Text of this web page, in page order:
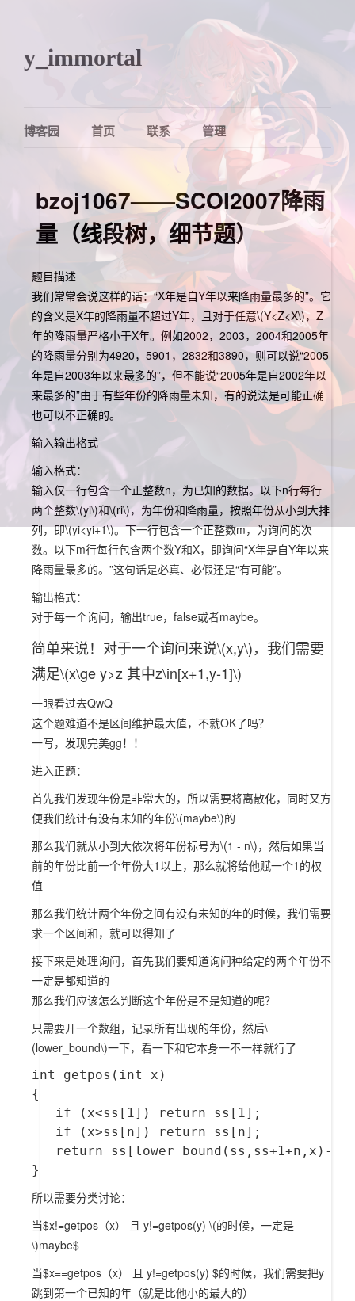
y_immortal
博客园 首页 联系 管理
bzoj1067——SCOI2007降雨
量（线段树，细节题）
题目描述
我们常常会说这样的话：“X年是自Y年以来降雨量最多的”。它
的含义是X年的降雨量不超过Y年，且对于任意\(Y<Z<X\)，Z
年的降雨量严格小于X年。例如2002，2003，2004和2005年
的降雨量分别为4920，5901，2832和3890，则可以说“2005
年是自2003年以来最多的”，但不能说“2005年是自2002年以
来最多的”由于有些年份的降雨量未知，有的说法是可能正确
也可以不正确的。
输入输出格式
输入格式：
输入仅一行包含一个正整数n，为已知的数据。以下n行每行
两个整数\(yi\)和\(ri\)，为年份和降雨量，按照年份从小到大排
列，即\(yi<yi+1\)。下一行包含一个正整数m，为询问的次
数。以下m行每行包含两个数Y和X，即询问“X年是自Y年以来
降雨量最多的。”这句话是必真、必假还是“有可能”。
输出格式：
对于每一个询问，输出true，false或者maybe。
简单来说！对于一个询问来说\(x,y\)，我们需要
满足\(x\ge y>z 其中z\in[x+1,y-1]\)
一眼看过去QwQ
这个题难道不是区间维护最大值，不就OK了吗？
一写，发现完美gg！！
进入正题：
首先我们发现年份是非常大的，所以需要将离散化，同时又方
便我们统计有没有未知的年份\(maybe\)的
那么我们就从小到大依次将年份标号为\(1 - n\)，然后如果当
前的年份比前一个年份大1以上，那么就将给他赋一个1的权
值
那么我们统计两个年份之间有没有未知的年的时候，我们需要
求一个区间和，就可以得知了
接下来是处理询问，首先我们要知道询问种给定的两个年份不
一定是都知道的
那么我们应该怎么判断这个年份是不是知道的呢？
只需要开一个数组，记录所有出现的年份，然后\
(lower_bound\)一下，看一下和它本身一不一样就行了
int getpos(int x)
{
   if (x<ss[1]) return ss[1];
   if (x>ss[n]) return ss[n];
return ss[lower_bound(ss,ss+1+n,x)-
所以需要分类讨论：
当$x!=getpos（x） 且 y!=getpos(y) \(的时候，一定是
\)maybe$
当$x==getpos（x） 且 y!=getpos(y) $的时候，我们需要把y
跳到第一个已知的年（就是比他小的最大的）